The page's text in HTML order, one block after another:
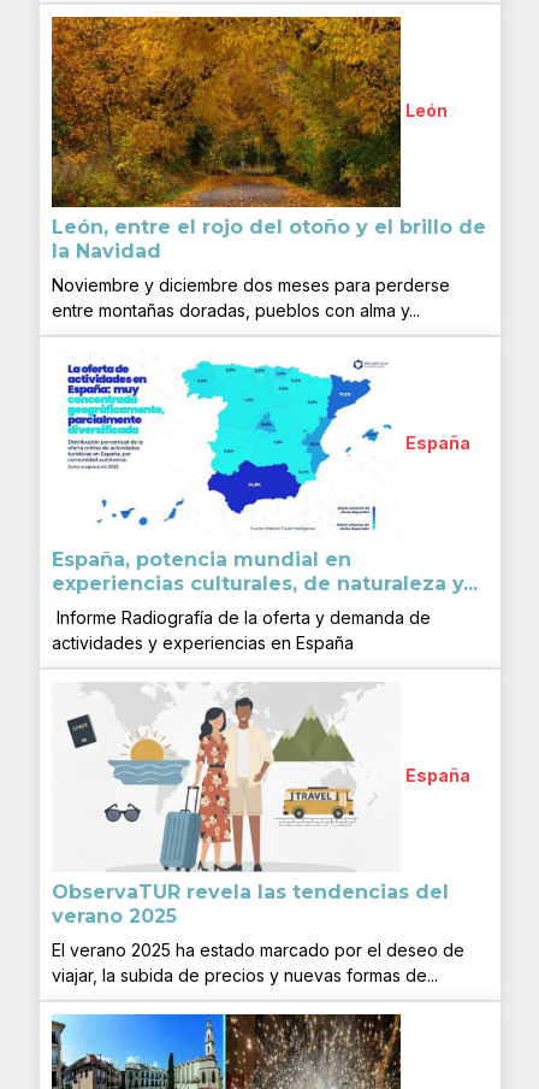
León
León, entre el rojo del otoño y el brillo de
la Navidad
Noviembre y diciembre dos meses para perderse
entre montañas doradas, pueblos con alma y...
España
España, potencia mundial en
experiencias culturales, de naturaleza y...
Informe Radiografía de la oferta y demanda de
actividades y experiencias en España
España
ObservaTUR revela las tendencias del
verano 2025
El verano 2025 ha estado marcado por el deseo de
viajar, la subida de precios y nuevas formas de...